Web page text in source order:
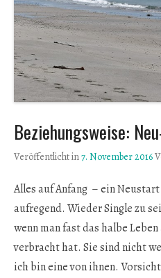
Beziehungsweise:
Veröffentlicht in7. November 2016
Alles auf Anfang – ein
aufregend. Wieder Single zu
wenn man fast das halbe
verbracht hat. Sie sind nicht
ich bin eine von ihnen.